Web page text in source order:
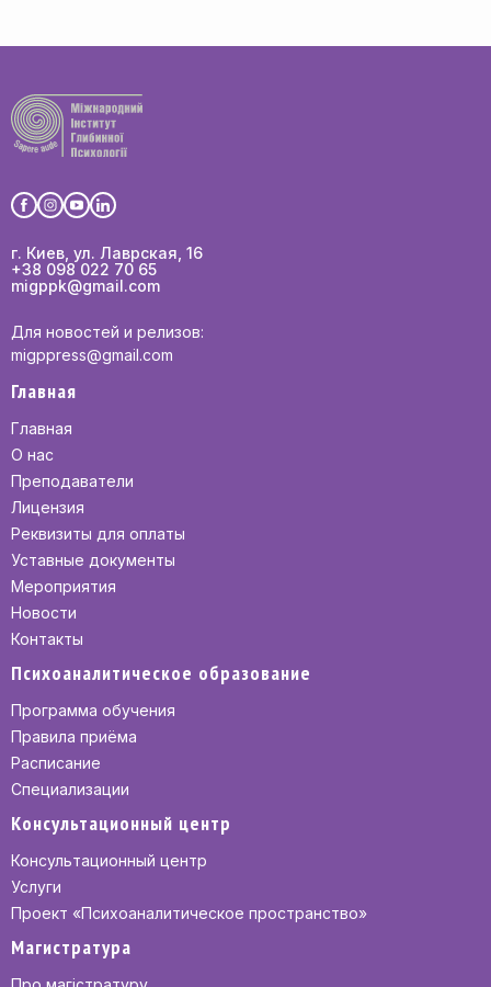
г. Киев, ул. Лаврская, 16
+38 098 022 70 65
migppk@gmail.com
Для новостей и релизов:
migppress@gmail.com
Главная
Главная
О нас
Преподаватели
Лицензия
Реквизиты для оплаты
Уставные документы
Мероприятия
Новости
Контакты
Психоаналитическое образование
Программа обучения
Правила приёма
Расписание
Специализации
Консультационный центр
Консультационный центр
Услуги
Проект «Психоаналитическое пространство»
Магистратура